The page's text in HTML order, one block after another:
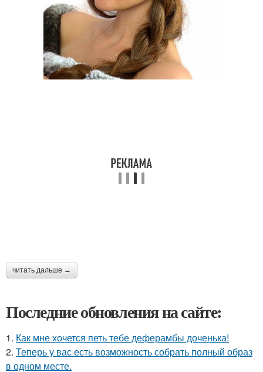
читать дальше →
Последние обновления на сайте:
1. Как мне хочется петь тебе деферамбы доченька!
2. Теперь у вас есть возможность собрать полный образ
в одном месте.